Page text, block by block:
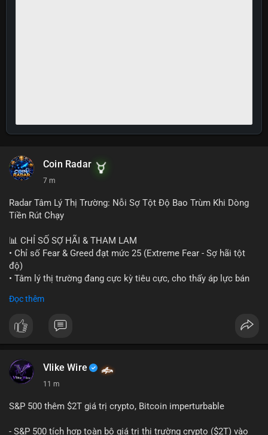
Coin Radar
7 m
Radar Tâm Lý Thị Trường: Nỗi Sợ Tột Độ Bao Trùm Khi Dòng
Tiền Rút Chạy
📊 CHỈ SỐ SỢ HÃI & THAM LAM
• Chỉ số Fear & Greed đạt mức 25 (Extreme Fear - Sợ hãi tột
độ)
• Tâm lý thị trường đang cực kỳ tiêu cực, cho thấy áp lực bán
• CoinGecko Trending: Heima (HEI), Pi Network (PI), Pudgy
Penguins (PENGU), Cash Cat (CASHCAT), Bitcoin (BTC).
Tesla, Apple.
• Google Trends Việt Nam: Các chủ đề đời sống như dự báo
• Tin tức quốc tế: Nga chính thức ban hành luật quản lý sàn
Đọc thêm
Vlike Wire
11 m
S&P 500 thêm $2T giá trị crypto, Bitcoin imperturbable
- S&P 500 tích hợp toàn bộ giá trị thị trường crypto ($2T) vào